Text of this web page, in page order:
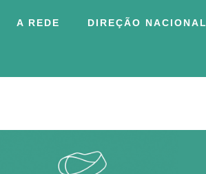
A REDE DIREÇÃO NACIONAL